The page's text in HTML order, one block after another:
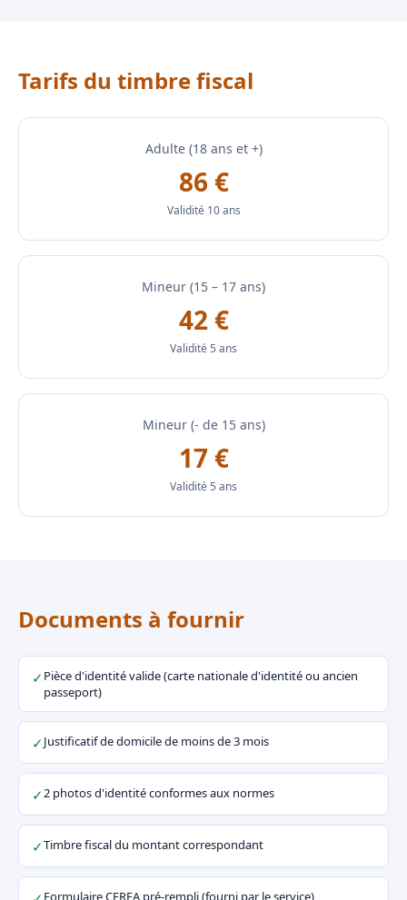
Tarifs du timbre fiscal
Adulte (18 ans et +)
86 €
Validité 10 ans
Mineur (15 – 17 ans)
42 €
Validité 5 ans
Mineur (- de 15 ans)
17 €
Validité 5 ans
Documents à fournir
✓ Pièce d'identité valide (carte nationale d'identité ou ancien
passeport)
✓Justificatif de domicile de moins de 3 mois
✓2 photos d'identité conformes aux normes
✓Timbre fiscal du montant correspondant
Formulaire CERFA pré-rempli (fourni par le service)